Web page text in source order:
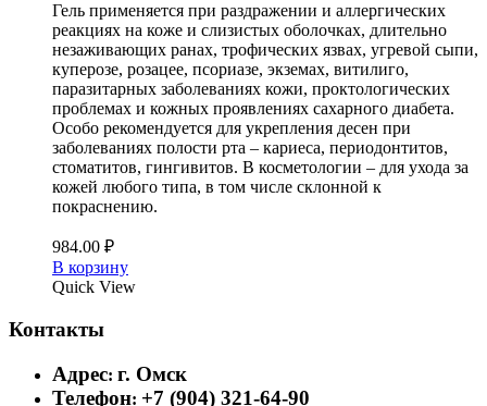
Гель применяется при раздражении и аллергических
реакциях на коже и слизистых оболочках, длительно
незаживающих ранах, трофических язвах, угревой сыпи,
куперозе, розацее, псориазе, экземах, витилиго,
паразитарных заболеваниях кожи, проктологических
проблемах и кожных проявлениях сахарного диабета.
Особо рекомендуется для укрепления десен при
заболеваниях полости рта – кариеса, периодонтитов,
стоматитов, гингивитов. В косметологии – для ухода за
кожей любого типа, в том числе склонной к
покраснению.
984.00 ₽
В корзину
Quick View
Контакты
Адрес: г. Омск
Телефон: +7 (904) 321-64-90